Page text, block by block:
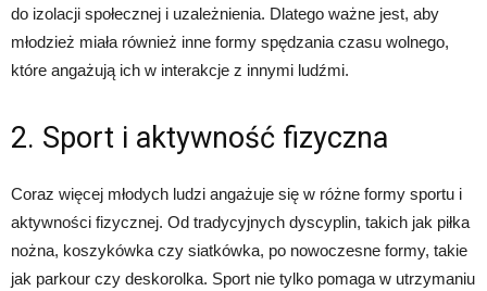
do izolacji społecznej i uzależnienia. Dlatego ważne jest, aby
młodzież miała również inne formy spędzania czasu wolnego,
które angażują ich w interakcje z innymi ludźmi.
2. Sport i aktywność fizyczna
Coraz więcej młodych ludzi angażuje się w różne formy sportu i
aktywności fizycznej. Od tradycyjnych dyscyplin, takich jak piłka
nożna, koszykówka czy siatkówka, po nowoczesne formy, takie
jak parkour czy deskorolka. Sport nie tylko pomaga w utrzymaniu